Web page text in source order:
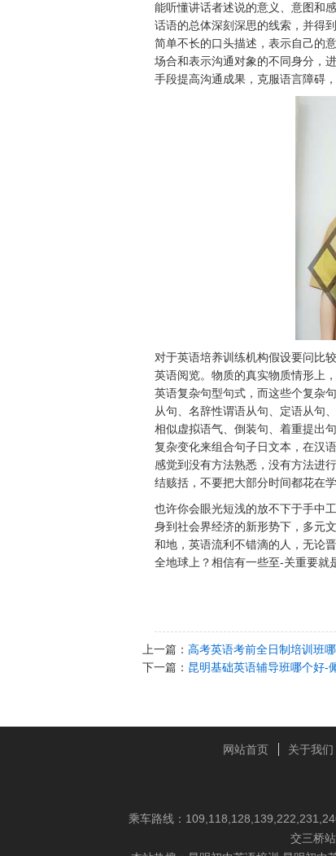
能听懂讲话者述说的意义、意图和
话语的总体深刻深思的线索，并得
简单不长的口头描述，表示自己的
场合和表示沟通对象的不同身分，
手段提高沟通成果，克服语言障碍
对于英语培养训练机构假设要问比
英语阅览。物质的真实物质情形上
英语复杂句型句式，而这些个复杂
从句、名辞性谓语从句、定语从句
相似虚拟语气、倒装句、着重提出
复杂变化来组合句子日文本，在汉
感觉到没有方法熟悉，没有方法进
结赅括，不要把大部分时间都花在
也许你会眼光短浅的放不下于手中
身到社会界经济的新形势下，多元
和地，英语流利不错滴的人，无论
全地球上？相信有一些至-关重要就
上一篇： 高考英语考前全日制培训班
下一篇： 昆明基础英语辅导班哪个好-
网站首页 关于我们
乘车路线：
交三桥